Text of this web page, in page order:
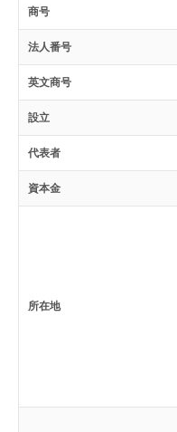
商号
法人番号
英文商号
設立
代表者
資本金
所在地